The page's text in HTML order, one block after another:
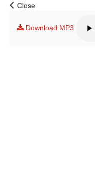
Close
Download MP3